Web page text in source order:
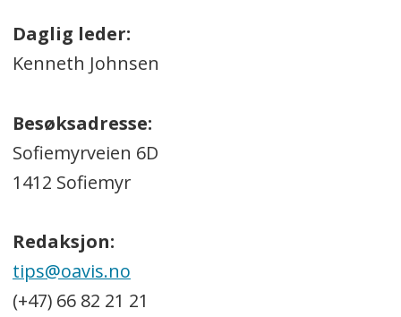
Daglig leder:
Kenneth Johnsen
Besøksadresse:
Sofiemyrveien 6D
1412 Sofiemyr
Redaksjon:
tips@oavis.no
(+47) 66 82 21 21